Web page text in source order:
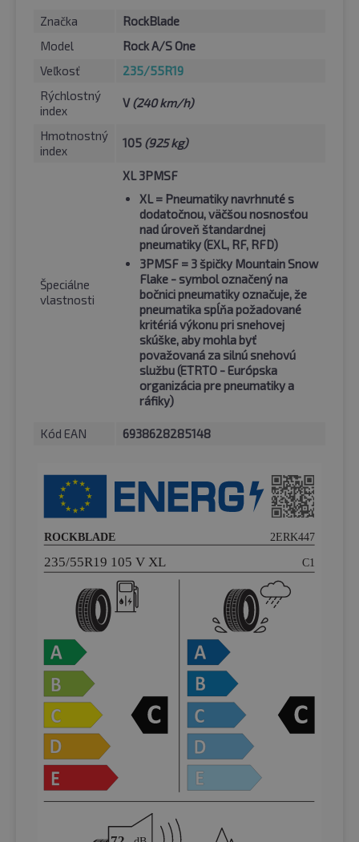
Značka
RockBlade
Model
Rock A/S One
Veľkosť
235/55R19
Rýchlostný
index
V(240 km/h)
Hmotnostný
index
105 (925 kg)
Špeciálne
vlastnosti
XL 3PMSF
XL = Pneumatiky navrhnuté s
dodatočnou, väčšou nosnosťou
nad úroveň štandardnej
pneumatiky (EXL, RF, RFD)
3PMSF = 3 špičky Mountain Snow
Flake - symbol označený na
bočnici pneumatiky označuje, že
pneumatika spĺňa požadované
kritériá výkonu pri snehovej
skúške, aby mohla byť
považovaná za silnú snehovú
službu (ETRTO - Európska
organizácia pre pneumatiky a
ráfiky)
Kód EAN 6938628285148